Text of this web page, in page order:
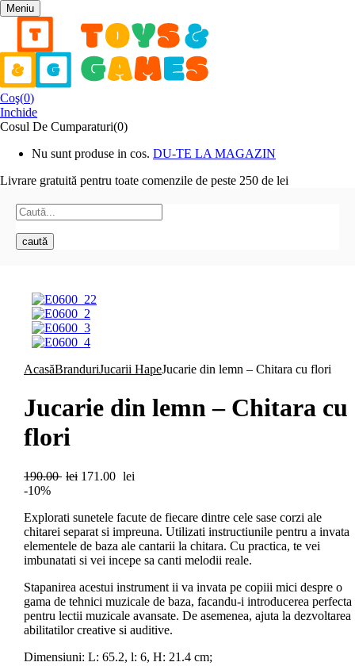
Meniu
Coş(0)
Inchide
Cosul De Cumparaturi(0)
Nu sunt produse in cos. DU-TE LA MAGAZIN
Livrare gratuită pentru toate comenzile de peste 250 de lei
caută
AcasăBranduriJucarii HapeJucarie din lemn – Chitara cu flori
Jucarie din lemn – Chitara cu
flori
190.00 lei Prețul
fost:
190.00 lei.
171.00 lei
171.00 lei.
-10%
Explorati sunetele facute de fiecare dintre cele sase corzi ale
chitarei separat si impreuna. Utilizati instructiunile pentru a invata
elementele de baza ale cantarii la chitara. Cu practica, te vei
imbunatati si vei incepe sa canti melodii reale.
Stapanirea acestui instrument ii va invata pe copiii mici despre o
gama de tehnici muzicale de baza, facandu-i introducerea perfecta
pentru lectii muzicale avansate. De asemenea, ajuta la dezvoltarea
abilitatilor creative si auditive.
Dimensiuni: L: 65.2, l: 6, H: 21.4 cm;